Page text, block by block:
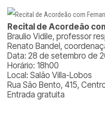
Recital de Acordeão
Braulio Vidile, professor
Renato Bandel,
Data: 28 de setembro de
Horário: 18h00
Local: Salão Villa-Lobos
Rua São Bento, 415,
Entrada gratuita